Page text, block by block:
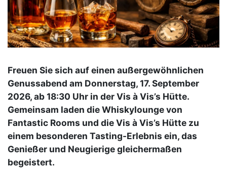
Freuen Sie sich auf einen außergewöhnlichen
Genussabend am Donnerstag, 17. September
2026, ab 18:30 Uhr in der Vis à Vis’s Hütte.
Gemeinsam laden die Whiskylounge von
Fantastic Rooms und die Vis à Vis’s Hütte zu
einem besonderen Tasting-Erlebnis ein, das
Genießer und Neugierige gleichermaßen
begeistert.